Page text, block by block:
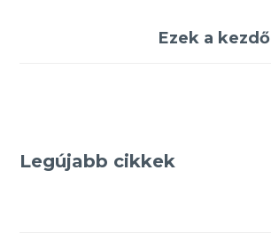
Ezek a
Legújabb cikkek